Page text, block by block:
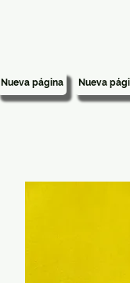
Nueva página Nueva